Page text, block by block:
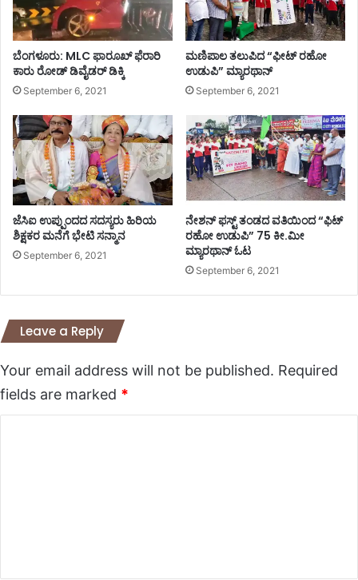
ಬೆಂಗಳೂರು: MLC ಫಾರೂಖ್ ಫೆರಾರಿ
ಕಾರು ರೋಡ್​​ ಡಿವೈಡರ್​​ ಡಿಕ್ಕಿ
September 6, 2021
ಮಣಿಪಾಲ ತಲುಪಿದ “ಫೀಟ್ ರಹೋ
ಉಡುಪಿ” ಮ್ಯಾರಥಾನ್
September 6, 2021
ಜೆಸಿಐ ಉಪ್ಪುಂದದ ಸದಸ್ಯರು ಹಿರಿಯ
ಶಿಕ್ಷಕರ ಮನೆಗೆ ಭೇಟಿ ಸನ್ಮಾನ
September 6, 2021
ನೇಶನ್ ಫಸ್ಟ್ ತಂಡದ ವತಿಯಿಂದ “ಫಿಟ್
ರಹೋ ಉಡುಪಿ” 75 ಕೀ.ಮೀ
ಮ್ಯಾರಥಾನ್ ಓಟ
September 6, 2021
Leave a Reply
Your email address will not be published. Required
fields are marked *